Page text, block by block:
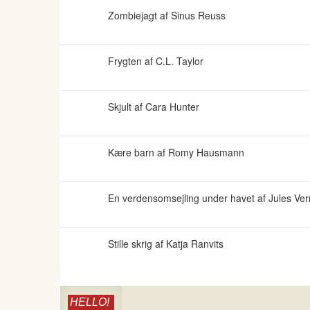
Zombiejagt af Sinus Reuss
Frygten af C.L. Taylor
Skjult af Cara Hunter
Kære barn af Romy Hausmann
En verdensomsejling under havet af Jules
Stille skrig af Katja Ranvits
HELLO!